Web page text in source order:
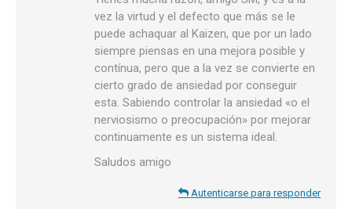
vez la virtud y el defecto que más se le
puede achaquar al Kaizen, que por un lado
siempre piensas en una mejora posible y
contínua, pero que a la vez se convierte en
cierto grado de ansiedad por conseguir
esta. Sabiendo controlar la ansiedad «o el
nerviosismo o preocupación» por mejorar
continuamente es un sistema ideal.
Saludos amigo
Autenticarse para responder